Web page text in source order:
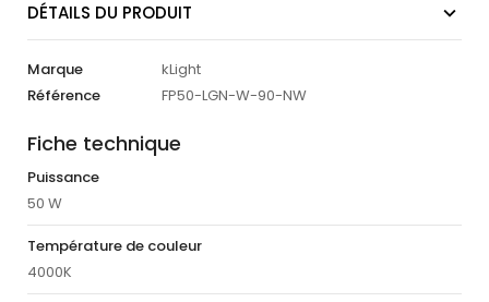
DÉTAILS DU PRODUIT
Marque
kLight
Référence
FP50-LGN-W-90-NW
Fiche technique
Puissance
50 W
Température de couleur
4000K